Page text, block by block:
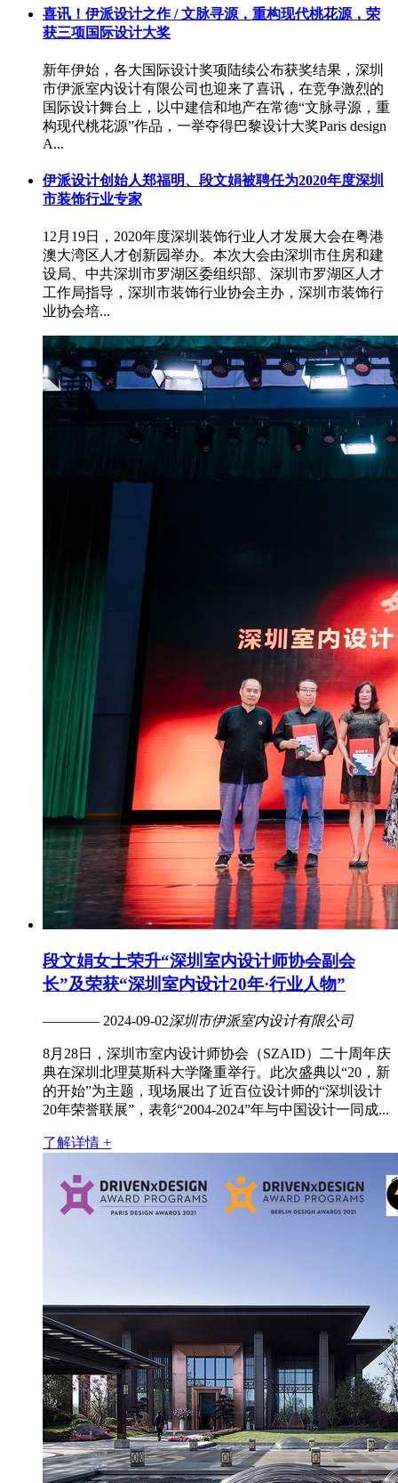
喜讯！伊派设计之作 / 文脉寻源，重构现代桃花源，荣
获三项国际设计大奖
新年伊始，各大国际设计奖项陆续公布获奖结果，深圳
市伊派室内设计有限公司也迎来了喜讯，在竞争激烈的
国际设计舞台上，以中建信和地产在常德“文脉寻源，重
构现代桃花源”作品，一举夺得巴黎设计大奖Paris design
A...
伊派设计创始人郑福明、段文娟被聘任为2020年度深圳
市装饰行业专家
12月19日，2020年度深圳装饰行业人才发展大会在粤港
澳大湾区人才创新园举办。本次大会由深圳市住房和建
设局、中共深圳市罗湖区委组织部、深圳市罗湖区人才
工作局指导，深圳市装饰行业协会主办，深圳市装饰行
业协会培...
段文娟女士荣升“深圳室内设计师协会副会
长”及荣获“深圳室内设计20年·行业人物”
———— 2024-09-02深圳市伊派室内设计有限公司
8月28日，深圳市室内设计师协会（SZAID）二十周年庆
典在深圳北理莫斯科大学隆重举行。此次盛典以“20，新
的开始”为主题，现场展出了近百位设计师的“深圳设计
20年荣誉联展”，表彰“2004-2024”年与中国设计一同成...
了解详情 +